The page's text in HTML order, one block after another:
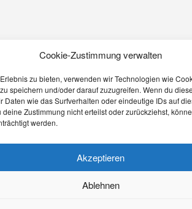
Cookie-Zustimmung verwalten
zu bieten, verwenden wir Technologien wie
speichern und/oder darauf zuzugreifen. Wenn du
Daten wie das Surfverhalten oder eindeutige IDs auf
Zustimmung nicht erteilst oder zurückziehst,
werden.
Akzeptieren
Ablehnen